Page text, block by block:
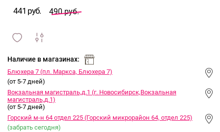
441 руб. 490 руб.
и
Наличие в магазинах:
Блюхера 7 (пл. Маркса, Блюхера 7)
(от 5-7 дней)
Вокзальная магистраль,д.1 (г. Новосибирск,Вокзальная
магистраль,д.1)
(от 5-7 дней)
Горский м-н 64 отдел 225 (Горский микрорайон 64, отдел 225)
(забрать сегодня)